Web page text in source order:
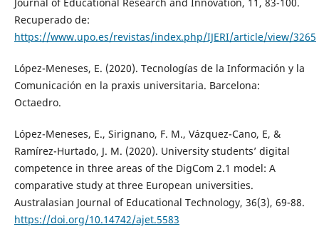
Journal of Educational Research and Innovation, 11, 83-100.
Recuperado de:
https://www.upo.es/revistas/index.php/IJERI/article/view/3265
López-Meneses, E. (2020). Tecnologías de la Información y la
Comunicación en la praxis universitaria. Barcelona:
Octaedro.
López-Meneses, E., Sirignano, F. M., Vázquez-Cano, E, &
Ramírez-Hurtado, J. M. (2020). University students’ digital
competence in three areas of the DigCom 2.1 model: A
comparative study at three European universities.
Australasian Journal of Educational Technology, 36(3), 69-88.
https://doi.org/10.14742/ajet.5583